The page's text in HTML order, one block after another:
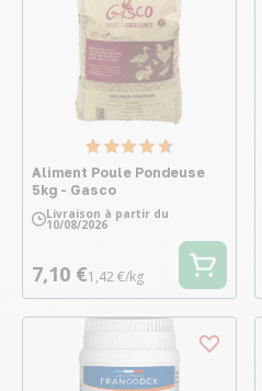
Aliment Poule Pondeuse
5kg - Gasco
Livraison à partir du
10/08/2026
7,10 €1,42 €/kg